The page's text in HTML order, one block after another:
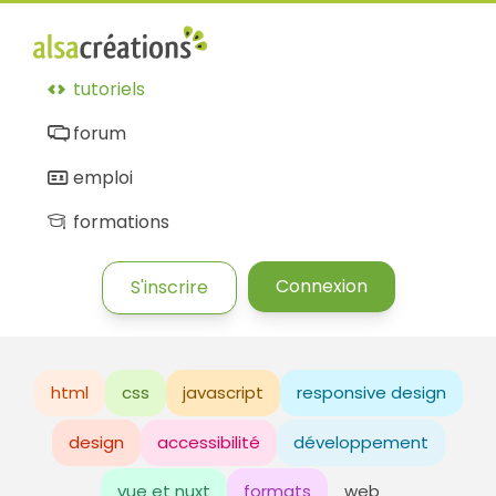
tutoriels
forum
emploi
formations
S'inscrire Connexion
html css javascript responsive design
design accessibilité développement
vue et nuxt formats web